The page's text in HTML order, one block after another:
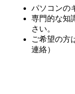
パソコンの
専門的な知
さい。
ご希望の方
連絡）